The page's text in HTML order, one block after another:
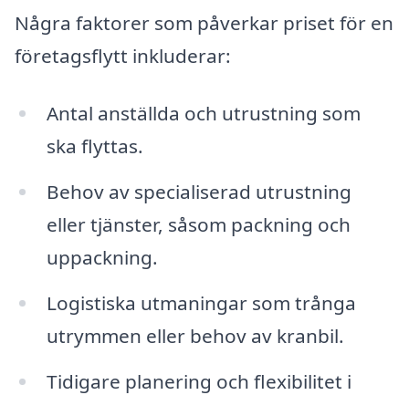
Några faktorer som påverkar priset för en
företagsflytt inkluderar:
Antal anställda och utrustning som
ska flyttas.
Behov av specialiserad utrustning
eller tjänster, såsom packning och
uppackning.
Logistiska utmaningar som trånga
utrymmen eller behov av kranbil.
Tidigare planering och flexibilitet i